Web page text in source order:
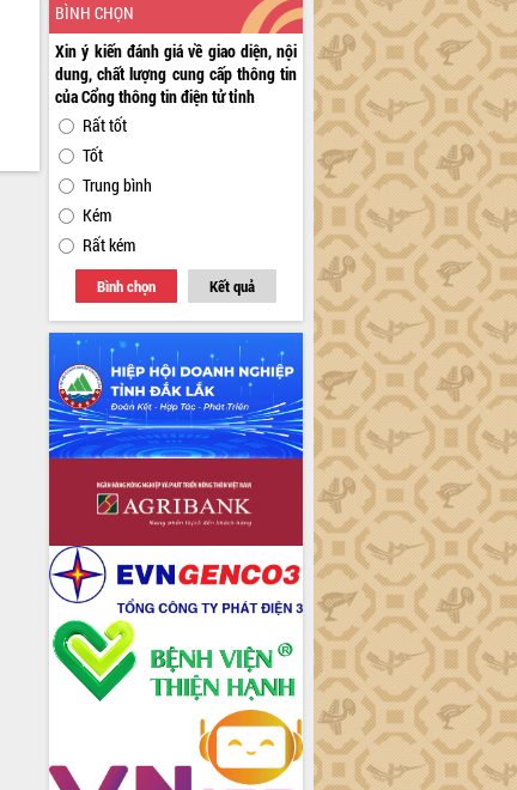
BÌNH CHỌN
Xin ý kiến đánh giá về giao diện, nội
dung, chất lượng cung cấp thông tin
của Cổng thông tin điện tử tỉnh
Rất tốt
Tốt
Trung bình
Kém
Rất kém
Bình chọn Kết quả